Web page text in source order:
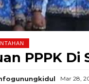
PPPK Di
Mar 28,